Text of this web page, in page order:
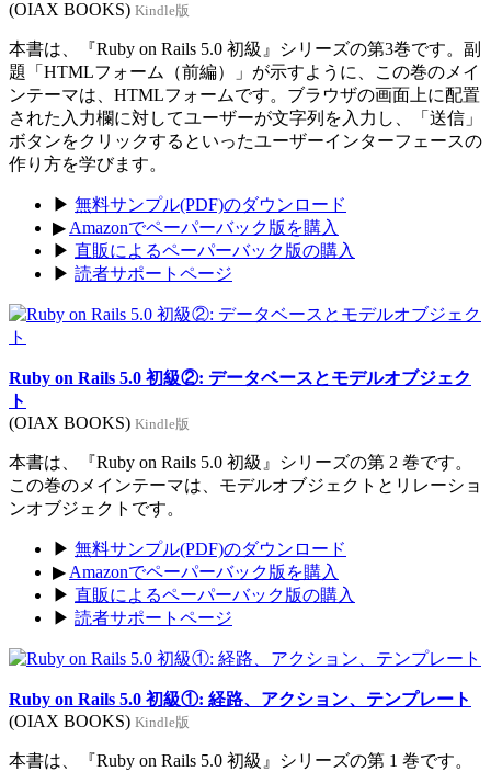
(OIAX BOOKS) Kindle版
本書は、『Ruby on Rails 5.0 初級』シリーズの第3巻です。副
題「HTMLフォーム（前編）」が示すように、この巻のメイ
ンテーマは、HTMLフォームです。ブラウザの画面上に配置
された入力欄に対してユーザーが文字列を入力し、「送信」
ボタンをクリックするといったユーザーインターフェースの
作り方を学びます。
▶ 無料サンプル(PDF)のダウンロード
▶ Amazonでペーパーバック版を購入
▶ 直販によるペーパーバック版の購入
▶ 読者サポートページ
Ruby on Rails 5.0 初級②: データベースとモデルオブジェク
ト
(OIAX BOOKS) Kindle版
本書は、『Ruby on Rails 5.0 初級』シリーズの第 2 巻です。
この巻のメインテーマは、モデルオブジェクトとリレーショ
ンオブジェクトです。
▶ 無料サンプル(PDF)のダウンロード
▶ Amazonでペーパーバック版を購入
▶ 直販によるペーパーバック版の購入
▶ 読者サポートページ
Ruby on Rails 5.0 初級①: 経路、アクション、テンプレート
(OIAX BOOKS) Kindle版
本書は、『Ruby on Rails 5.0 初級』シリーズの第 1 巻です。